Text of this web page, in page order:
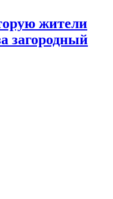
жители
загородный